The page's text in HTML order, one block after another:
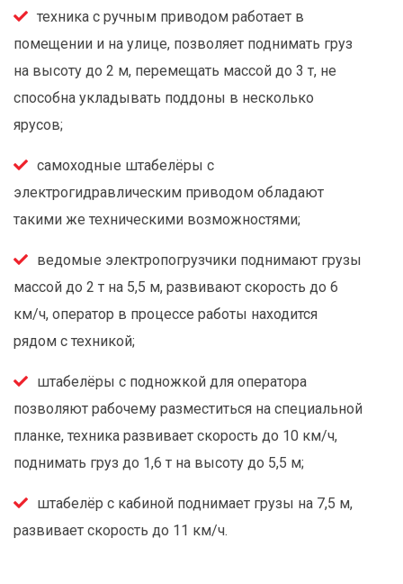
техника с ручным приводом работает в
помещении и на улице, позволяет поднимать груз
на высоту до 2 м, перемещать массой до 3 т, не
способна укладывать поддоны в несколько
ярусов;
самоходные штабелёры с
электрогидравлическим приводом обладают
такими же техническими возможностями;
ведомые электропогрузчики поднимают грузы
массой до 2 т на 5,5 м, развивают скорость до 6
км/ч, оператор в процессе работы находится
рядом с техникой;
штабелёры с подножкой для оператора
позволяют рабочему разместиться на специальной
планке, техника развивает скорость до 10 км/ч,
поднимать груз до 1,6 т на высоту до 5,5 м;
штабелёр с кабиной поднимает грузы на 7,5 м,
развивает скорость до 11 км/ч.